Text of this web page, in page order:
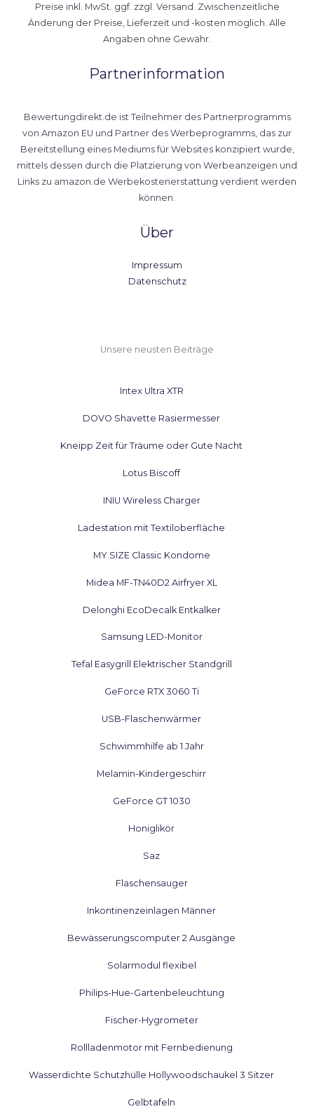
Preise inkl. MwSt. ggf. zzgl. Versand. Zwischenzeitliche
Änderung der Preise, Lieferzeit und -kosten möglich. Alle
Angaben ohne Gewähr.
Partnerinformation
Bewertungdirekt.de ist Teilnehmer des Partnerprogramms
von Amazon EU und Partner des Werbeprogramms, das zur
Bereitstellung eines Mediums für Websites konzipiert wurde,
mittels dessen durch die Platzierung von Werbeanzeigen und
Links zu amazon.de Werbekostenerstattung verdient werden
können.
Über
Impressum
Datenschutz
Unsere neusten Beiträge
Intex Ultra XTR
DOVO Shavette Rasiermesser
Kneipp Zeit für Träume oder Gute Nacht
Lotus Biscoff
INIU Wireless Charger
Ladestation mit Textiloberfläche
MY.SIZE Classic Kondome
Midea MF-TN40D2 Airfryer XL
Delonghi EcoDecalk Entkalker
Samsung LED-Monitor
Tefal Easygrill Elektrischer Standgrill
GeForce RTX 3060 Ti
USB-Flaschenwärmer
Schwimmhilfe ab 1 Jahr
Melamin-Kindergeschirr
GeForce GT 1030
Honiglikör
Saz
Flaschensauger
Inkontinenzeinlagen Männer
Bewässerungscomputer 2 Ausgänge
Solarmodul flexibel
Philips-Hue-Gartenbeleuchtung
Fischer-Hygrometer
Rollladenmotor mit Fernbedienung
Wasserdichte Schutzhülle Hollywoodschaukel 3 Sitzer
Gelbtafeln